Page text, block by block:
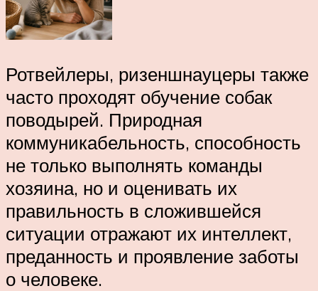
Ротвейлеры, ризеншнауцеры также
часто проходят обучение собак
поводырей. Природная
коммуникабельность, способность
не только выполнять команды
хозяина, но и оценивать их
правильность в сложившейся
ситуации отражают их интеллект,
преданность и проявление заботы
о человеке.